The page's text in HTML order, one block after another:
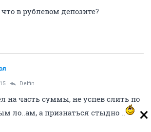
в рублевом депозите?
Delfin
на часть суммы, не успев слить по
ло..ам, а признаться стыдно ..